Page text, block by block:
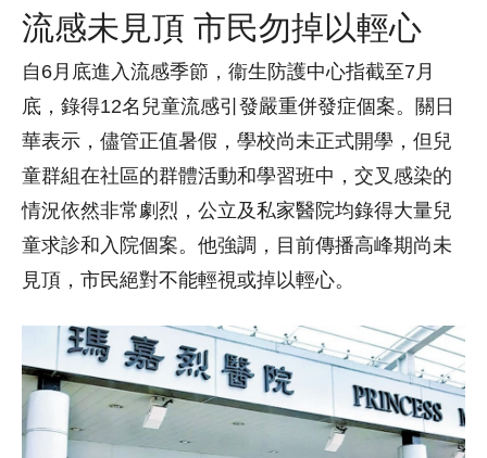
流感未見頂 市民勿掉以輕心
自6月底進入流感季節，衞生防護中心指截至7月
底，錄得12名兒童流感引發嚴重併發症個案。關日
華表示，儘管正值暑假，學校尚未正式開學，但兒
童群組在社區的群體活動和學習班中，交叉感染的
情況依然非常劇烈，公立及私家醫院均錄得大量兒
童求診和入院個案。他強調，目前傳播高峰期尚未
見頂，市民絕對不能輕視或掉以輕心。